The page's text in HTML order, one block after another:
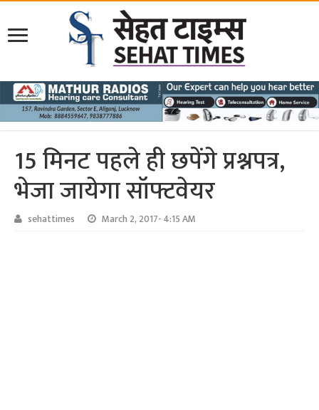
15 मिनट पहले ही छपेंगे प्रश्नपत्र,
भेजा जायेगा सॉफ्टवेयर
sehattimes March 2, 2017- 4:15 AM